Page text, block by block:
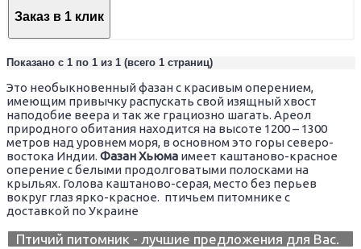
Заказ в 1 клик
Показано с 1 по 1 из 1 (всего 1 страниц)
Это необыкновенный фазан с красивым оперением,
имеющим привычку распускать свой изящный хвост
наподобие веера и так же грациозно шагать. Ареол
природного обитания находится на высоте 1200 – 1300
метров над уровнем моря, в основном это горы северо-
востока Индии. Фазан Хьюма имеет каштаново-красное
оперение с белыми продолговатыми полосками на
крыльях. Голова каштаново-серая, место без перьев
вокруг глаз ярко-красное. птичьем питомнике с
доставкой по Украине
Птичий питомник - лучшие предложения для Вас.